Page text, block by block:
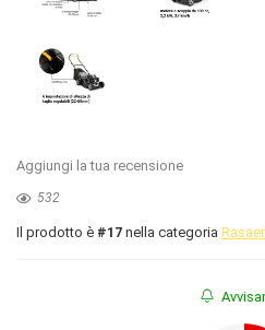
Aggiungi la tua recensione
532
Il prodotto è #17 nella categoria